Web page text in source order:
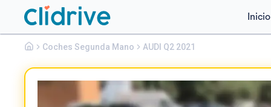
Inicio
Coches Segunda Mano AUDI Q2 2021
AudiQ2
ADVANCED 35 TFSI 110KW (150CV) S TRONIC